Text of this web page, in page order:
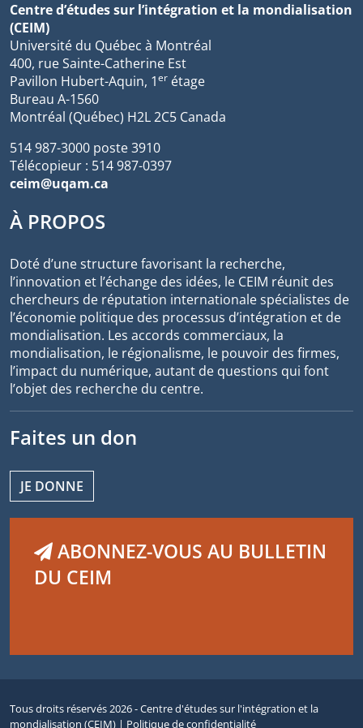
Centre d’études sur l’intégration et la mondialisation
(CEIM)
Université du Québec à Montréal
400, rue Sainte-Catherine Est
Pavillon Hubert-Aquin, 1er étage
Bureau A-1560
Montréal (Québec) H2L 2C5 Canada
514 987-3000 poste 3910
Télécopieur : 514 987-0397
ceim@uqam.ca
À PROPOS
Doté d’une structure favorisant la recherche,
l’innovation et l’échange des idées, le CEIM réunit des
chercheurs de réputation internationale spécialistes de
l’économie politique des processus d’intégration et de
mondialisation. Les accords commerciaux, la
mondialisation, le régionalisme, le pouvoir des firmes,
l’impact du numérique, autant de questions qui font
l’objet des recherche du centre.
Faites un don
JE DONNE
ABONNEZ-VOUS AU BULLETIN
DU CEIM
Tous droits réservés 2026 - Centre d'études sur l'intégration et la
mondialisation (CEIM) | Politique de confidentialité